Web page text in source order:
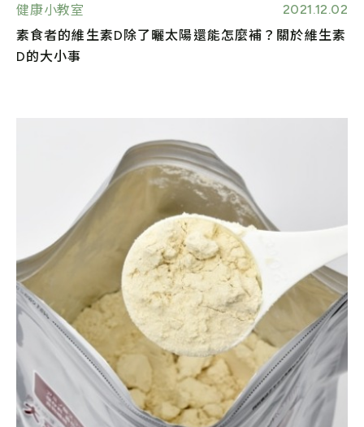
健康小教室
2021.12.02
素食者的維生素D除了曬太陽還能怎麼補？關於維生素
D的大小事